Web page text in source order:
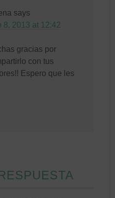
says
8, 2013 at 12:42
gracias por
con tus
Espero que les